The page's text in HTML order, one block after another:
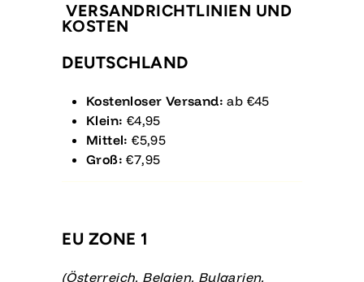
VERSANDRICHTLINIEN UND
KOSTEN
DEUTSCHLAND
Kostenloser Versand: ab €45
Klein: €4,95
Mittel: €5,95
Groß: €7,95
EU ZONE 1
(Österreich, Belgien, Bulgarien,